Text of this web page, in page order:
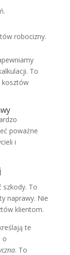
robocizny.
To
kosztów
poważne
i
szkody. To
naprawy. Nie
klientom.
te
o
. To